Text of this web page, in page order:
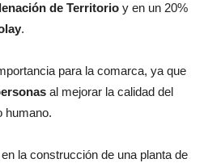
de Territorio y en un 20%
.
para la comarca, ya que
al mejorar la calidad del
humano.
la construcción de una planta de